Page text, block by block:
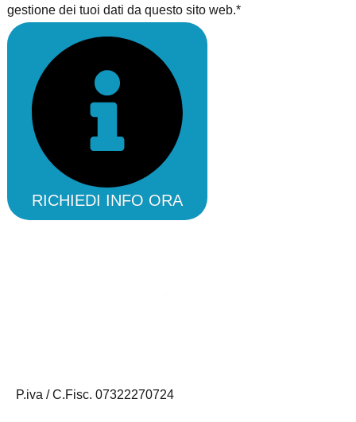
gestione dei tuoi dati da questo sito web.*
RICHIEDI INFO ORA
P.iva / C.Fisc. 07322270724